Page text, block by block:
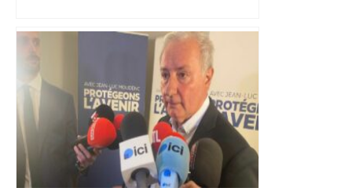
Homme de 22 ans abattu aux Izards : le
tireur présumé mis en examen à
Toulouse pour "meurtre en bande
organisée" – ladepeche.fr